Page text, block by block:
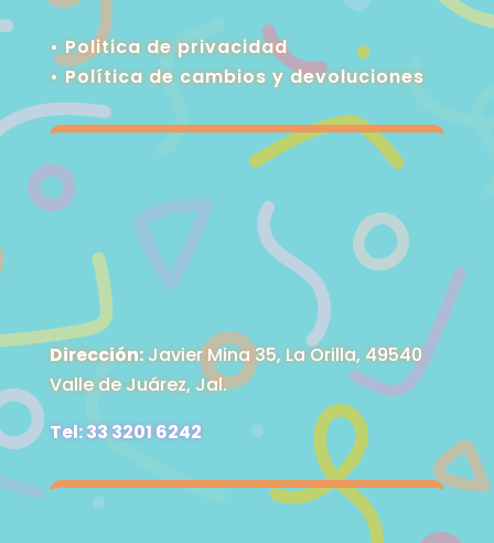
• Politica de privacidad
•Política de cambios y devoluciones
Dirección:Javier Mina 35, La Orilla, 49540
Valle de Juárez, Jal.
Tel: 33 3201 6242